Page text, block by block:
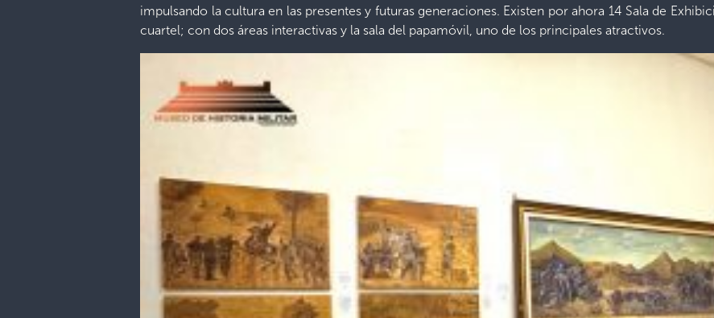
impulsando la cultura en las presentes y futuras generaciones. Existen por ahora 14 Sala de
cuartel; con dos áreas interactivas y la sala del papamóvil, uno de los principales atractivos.